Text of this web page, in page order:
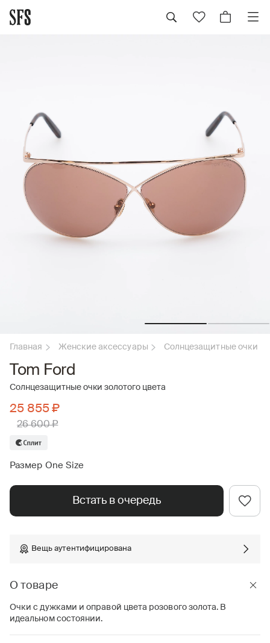
Главная Женские аксессуары Солнцезащитные очки
Tom Ford
Солнцезащитные очки золотого цвета
25 855 ₽
26 600 ₽
Размер One Size
Встать в очередь
Вещь аутентифицирована
О товаре
Очки с дужками и оправой цвета розового золота. В
идеальном состоянии.